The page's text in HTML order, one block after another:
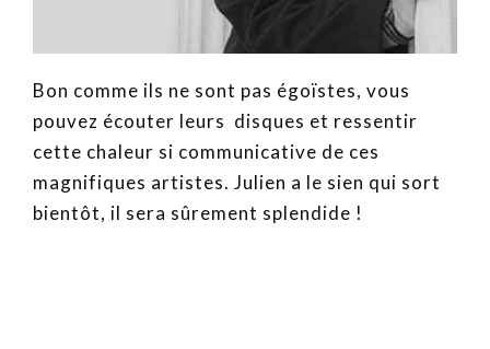
Bon comme ils ne sont pas égoïstes, vous
pouvez écouter leurs disques et ressentir
cette chaleur si communicative de ces
magnifiques artistes. Julien a le sien qui sort
bientôt, il sera sûrement splendide !